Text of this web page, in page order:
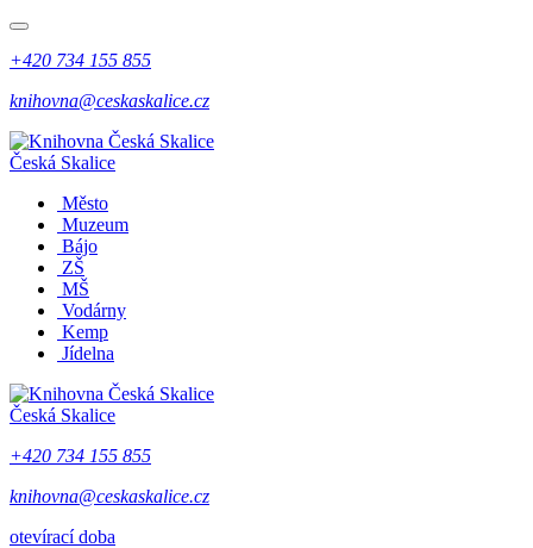
+420 734 155 855
knihovna@ceskaskalice.cz
Česká Skalice
Město
Muzeum
Bájo
ZŠ
MŠ
Vodárny
Kemp
Jídelna
Česká Skalice
+420 734 155 855
knihovna@ceskaskalice.cz
otevírací doba